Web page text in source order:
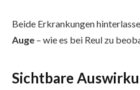
Beide Erkrankungen
Auge – wie es bei Reul zu
Sichtbare